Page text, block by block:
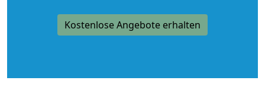
Kostenlose Angebote erhalten